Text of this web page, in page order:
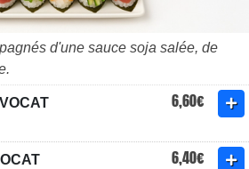
d'une sauce soja salée, de
6,60€
6,40€